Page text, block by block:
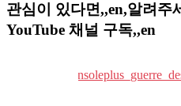
관심이 있다면,,en,알려주
YouTube 채널 구독,,en